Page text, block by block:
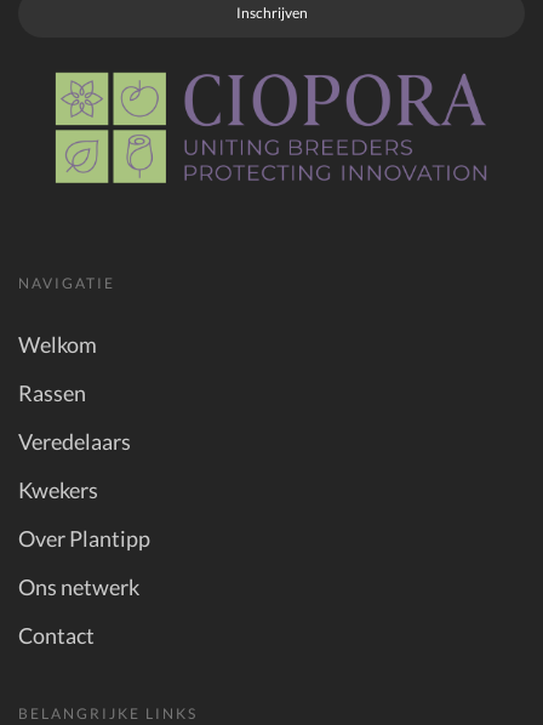
Inschrijven
NAVIGATIE
Welkom
Rassen
Veredelaars
Kwekers
Over Plantipp
Ons netwerk
Contact
BELANGRIJKE LINKS